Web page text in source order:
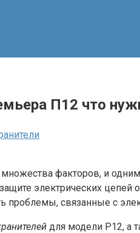
П12 что
множества факторов, и
электрических цепей
проблемы, связанные с
для модели P12, а